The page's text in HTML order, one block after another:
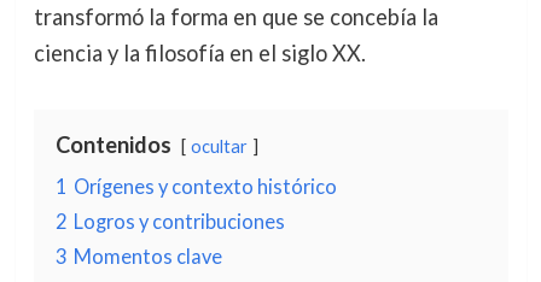
transformó la forma en que se concebía la
ciencia y la filosofía en el siglo XX.
Contenidos ocultar
1 Orígenes y contexto histórico
2 Logros y contribuciones
3 Momentos clave